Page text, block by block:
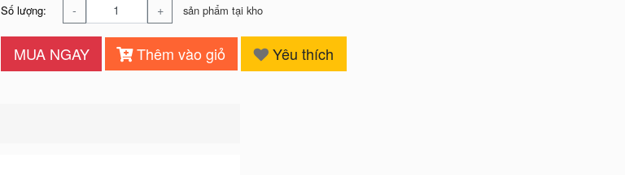
Số lượng: - + sản phẩm tại kho
MUA NGAY Thêm vào giỏ Yêu thích